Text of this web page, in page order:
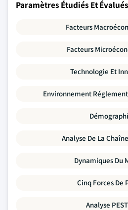
Paramètres Étudiés Et Évalués
Facteurs
Facteurs
Technologie Et
Environnement
Analyse De La
Dynamiques Du
Cinq Forces De
Analyse